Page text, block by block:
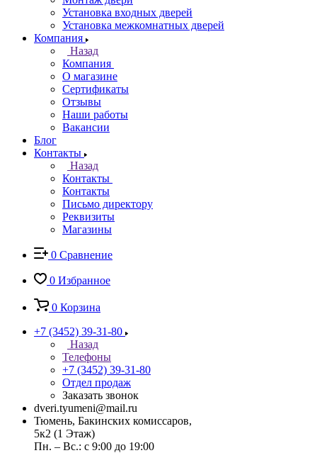
Установка входных дверей
Установка межкомнатных дверей
Компания
Назад
Компания
О магазине
Сертификаты
Отзывы
Наши работы
Вакансии
Блог
Контакты
Назад
Контакты
Контакты
Письмо директору
Реквизиты
Магазины
0 Сравнение
0 Избранное
0 Корзина
+7 (3452) 39-31-80
Назад
Телефоны
+7 (3452) 39-31-80
Отдел продаж
Заказать звонок
dveri.tyumeni@mail.ru
Тюмень, Бакинских комиссаров,
5к2 (1 Этаж)
Пн. – Вс.: с 9:00 до 19:00